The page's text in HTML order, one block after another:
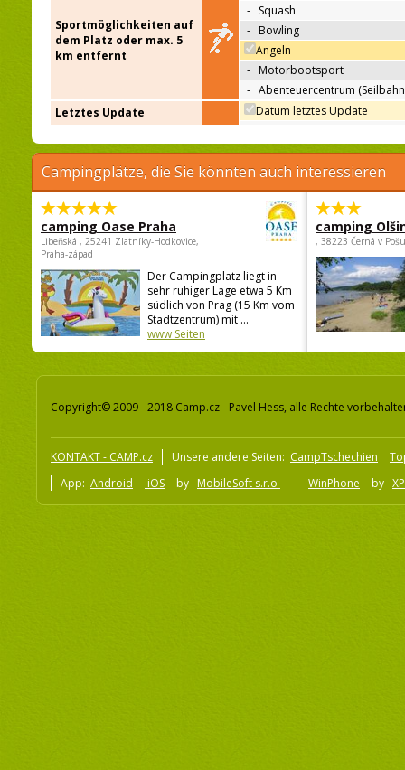
Sportmöglichkeiten auf
dem Platz oder max. 5
km entfernt
- Squash
- Bowling
Angeln
- Motorbootsport
- Abenteuercentrum
Letztes Update
Datum letztes Update
Campingplätze, die Sie könnten auch interessieren
camping Oase Praha
Libeňská , 25241 Zlatníky-Hodkovice,
Praha-západ
Der Campingplatz liegt in
sehr ruhiger Lage etwa 5 Km
südlich von Prag (15 Km vom
Stadtzentrum) mit ...
www Seiten
camping
, 38223 Černá v
Copyright© 2009 - 2018 Camp.cz - Pavel Hess, alle Rechte
KONTAKT - CAMP.cz Unsere andere Seiten: CampTschechien
App: Android iOS by MobileSoft s.r.o WinPhone by